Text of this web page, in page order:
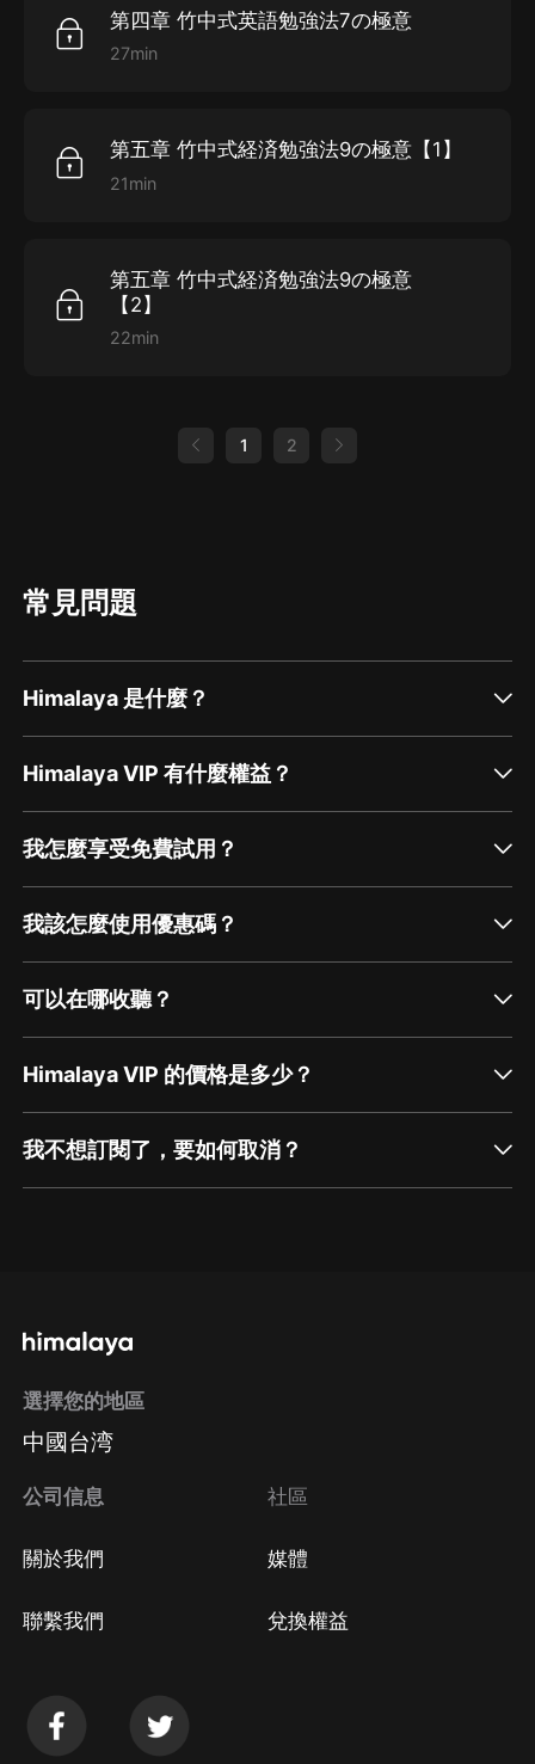
第四章 竹中式英語勉強法7の極意
27min
第五章 竹中式経済勉強法9の極意【1】
21min
第五章 竹中式経済勉強法9の極意
【2】
22min
1 2
常見問題
Himalaya 是什麼？
Himalaya VIP 有什麼權益？
我怎麼享受免費試用？
我該怎麼使用優惠碼？
可以在哪收聽？
Himalaya VIP 的價格是多少？
我不想訂閱了，要如何取消？
方法 Google Play取消訂閱方法
選擇您的地區
中國台湾
公司信息
關於我們
聯繫我們
社區
媒體
兌換權益